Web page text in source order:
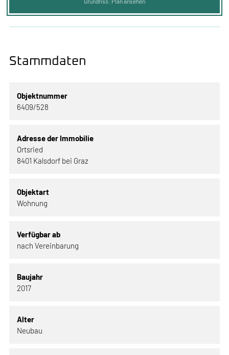
Stammdaten
Objektnummer
6409/528
Adresse der Immobilie
Ortsried
8401 Kalsdorf bei Graz
Objektart
Wohnung
Verfügbar ab
nach Vereinbarung
Baujahr
2017
Alter
Neubau